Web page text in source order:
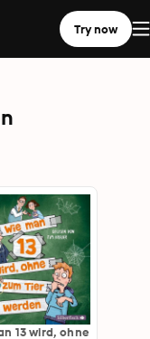
Try now
13 wird, ohne